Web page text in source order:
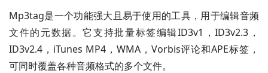
Mp3tag是一个功能强大且易于使用的工具，用于编辑音频
文件的元数据。它支持批量标签编辑ID3v1，ID3v2.3，
ID3v2.4，iTunes MP4，WMA，Vorbis评论和APE标签，
可同时覆盖各种音频格式的多个文件。